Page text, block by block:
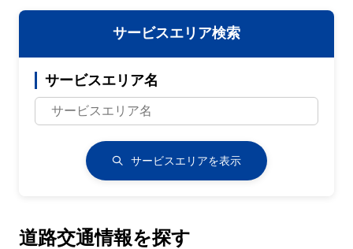
サービスエリア検索
サービスエリア名
サービスエリアを表示
道路交通情報を探す